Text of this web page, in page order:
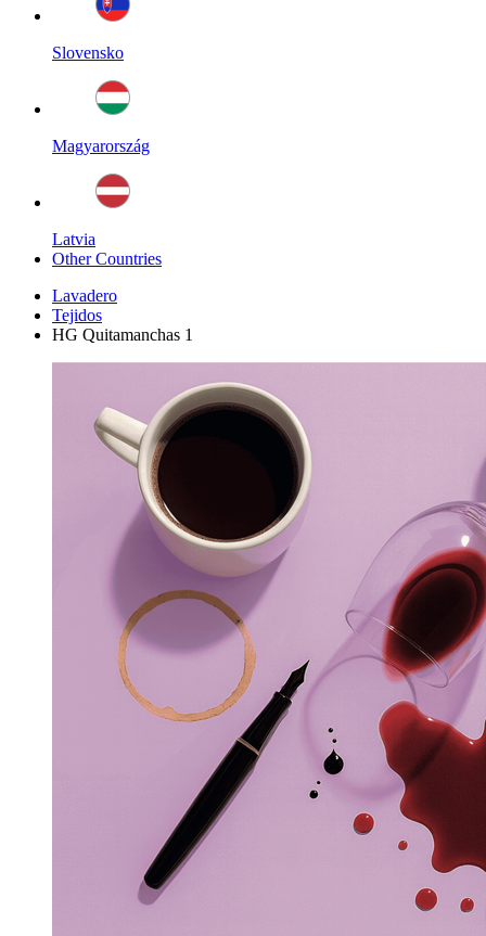
Slovensko
Magyarország
Latvia
Other Countries
Lavadero
Tejidos
HG Quitamanchas 1